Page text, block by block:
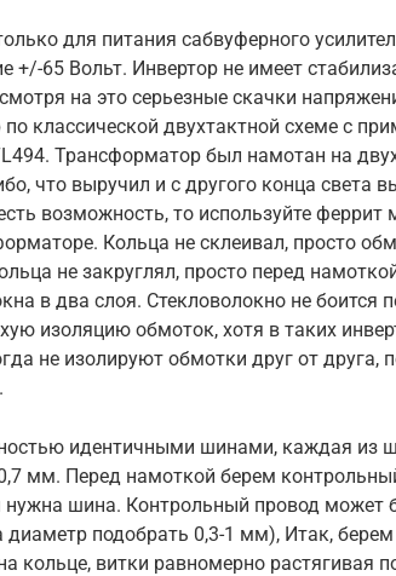
для питания сабвуферного
+/-65 Вольт. Инвертор не имеет
на это серьезные скачки
классической двухтактной схеме с
Трансформатор был намотан на
что выручил и с другого конца света
возможность, то используйте
Кольца не склеивал, просто
не закруглял, просто перед
в два слоя. Стекловолокно не боится
изоляцию обмоток, хотя в таких
не изолируют обмотки друг от друга,
идентичными шинами, каждая из
мм. Перед намоткой берем
нужна шина. Контрольный провод
диаметр подобрать 0,3-1 мм), Итак,
кольце, витки равномерно растягивая